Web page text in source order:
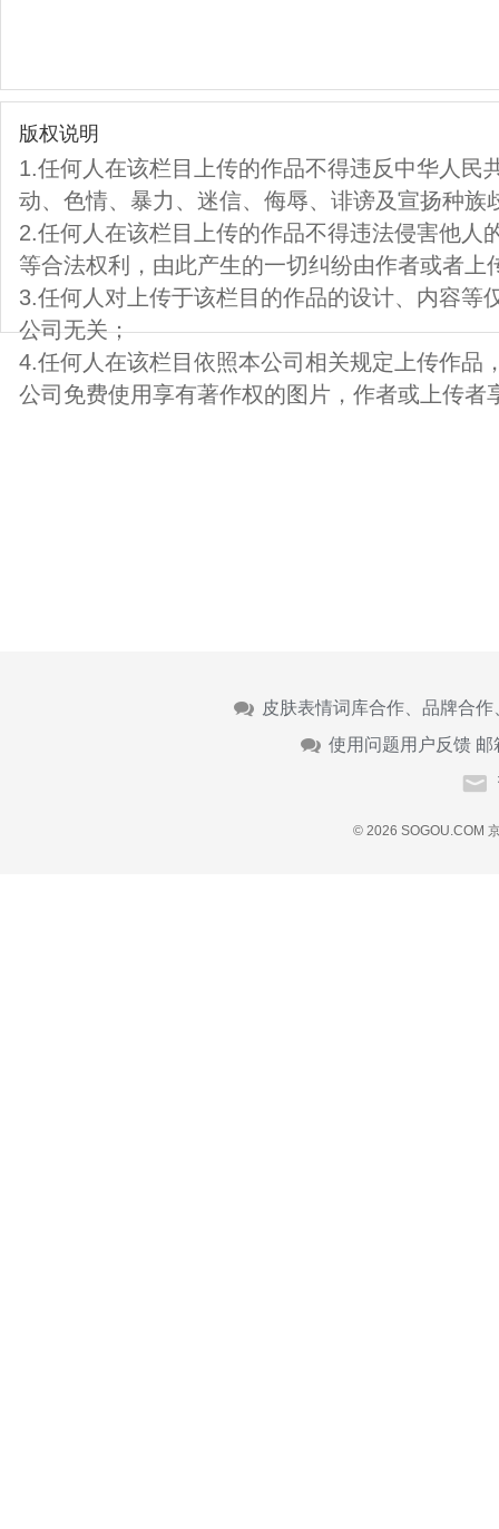
版权说明
1.任何人在该栏目上传的作品不得违反中华人民
动、色情、暴力、迷信、侮辱、诽谤及宣扬种族
2.任何人在该栏目上传的作品不得违法侵害他人
等合法权利，由此产生的一切纠纷由作者或者上
3.任何人对上传于该栏目的作品的设计、内容等
公司无关；
4.任何人在该栏目依照本公司相关规定上传作品
公司免费使用享有著作权的图片，作者或上传者
皮肤表情词库合作、品牌合
使用问题用户反馈 邮
© 2026 SOGOU.COM